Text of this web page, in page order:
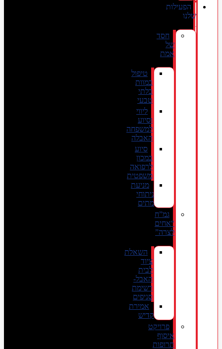
הפעילות
שלנו
חסד
של
אמת
טיפול
במוות
בלתי
טבעי
ליווי
וסיוע
למשפחה
האבלה
סיוע
במכון
לרפואה
משפטית
מניעת
ניתוחי
מתים
גמ”ח
“אחים
לצרה”
השאלת
ציוד
לבית
האבל-
רשימת
סניפים
אמירת
קדיש
פרויקט
איסוף
תרופות